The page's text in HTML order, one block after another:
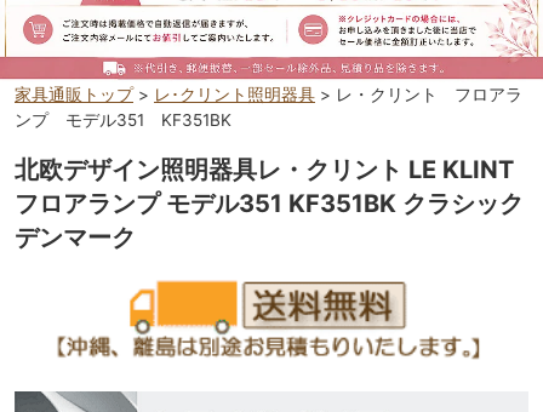
家具通販トップ> レ･クリント照明器具 > レ・クリント フロアラ
ンプ モデル351 KF351BK
北欧デザイン照明器具レ・クリント LE KLINT
フロアランプ モデル351 KF351BK クラシック
デンマーク